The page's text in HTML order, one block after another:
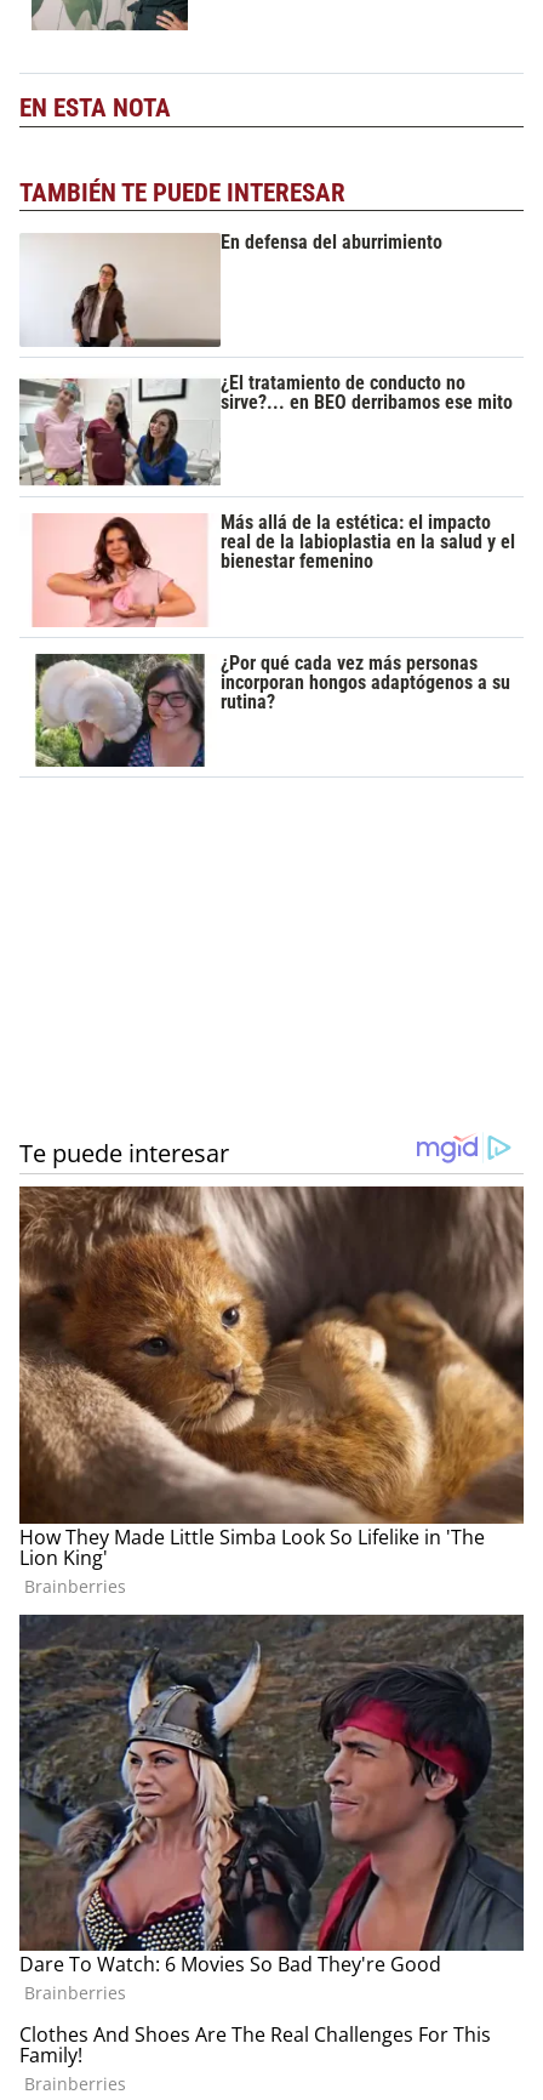
EN ESTA NOTA
TAMBIÉN TE PUEDE INTERESAR
En defensa del aburrimiento
¿El tratamiento de conducto no
sirve?... en BEO derribamos ese mito
Más allá de la estética: el impacto
real de la labioplastia en la salud y el
bienestar femenino
¿Por qué cada vez más personas
incorporan hongos adaptógenos a su
rutina?